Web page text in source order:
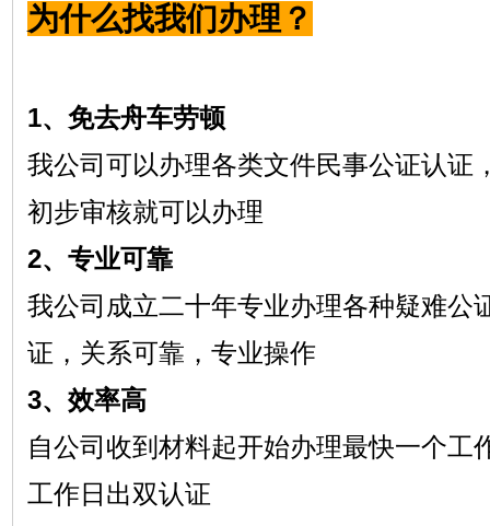
为什么找我们办理？
1、免去舟车劳顿
我公司可以办理各类文件民事公证认证
初步审核就可以办理
2、专业可靠
我公司成立二十年专业办理各种疑难公
证，关系可靠，专业操作
3、效率高
自公司收到材料起开始办理最快一个工
工作日出双认证